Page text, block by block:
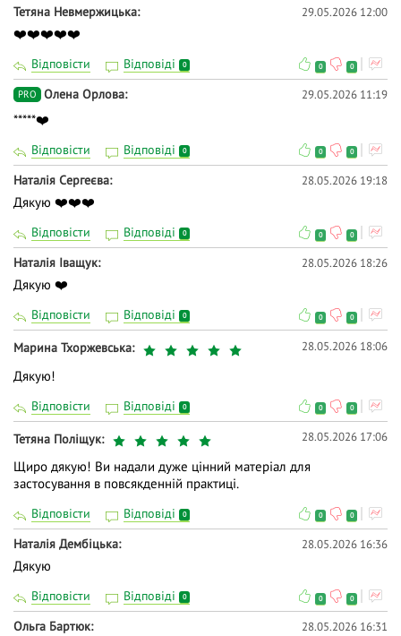
Тетяна Невмержицька 29.05.2026 12:00
❤️❤️❤️❤️❤️
Відповісти Відповіді 0 0 0
PRO Олена Орлова 29.05.2026 11:19
*****❤️
Відповісти Відповіді 0 0 0
Наталія Сергеєва 28.05.2026 19:18
Дякую ❤️❤️❤️
Відповісти Відповіді 0 0 0
Наталія Іващук 28.05.2026 18:26
Дякую ❤️
Відповісти Відповіді 0 0 0
Марина Тхоржевська 28.05.2026 18:06
Дякую!
Відповісти Відповіді 0 0 0
Тетяна Поліщук 28.05.2026 17:06
Щиро дякую! Ви надали дуже цінний матеріал для
застосування в повсякденній практиці.
Відповісти Відповіді 0 0 0
Наталія Дембіцька 28.05.2026 16:36
Дякую
Відповісти Відповіді 0 0 0
Ольга Бартюк 28.05.2026 16:31